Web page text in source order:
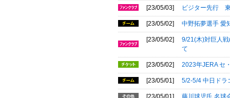
[23/05/03] ビジター先行
[23/05/02] 中野拓夢選手 愛
[23/05/02]
9/21(木)対巨人
て
[23/05/02] 2023年JERA セ
[23/05/01] 5/2-5/4 中日ドラ
[23/05/01] 藤川球児氏 名球